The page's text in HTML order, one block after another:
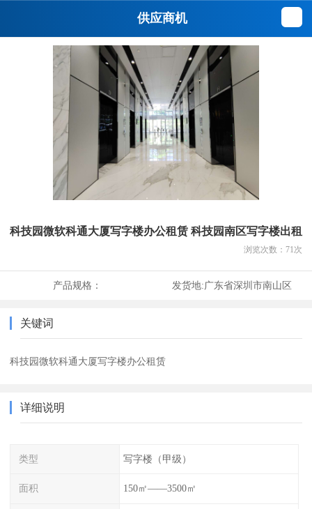
供应商机
科技园微软科通大厦写字楼办公租赁 科技园南区写字楼出租
浏览次数： 71 次
产品规格： 发货地:广东省深圳市南山区
关键词
科技园微软科通大厦写字楼办公租赁
详细说明
类型 写字楼（甲级）
面积 150㎡——3500㎡